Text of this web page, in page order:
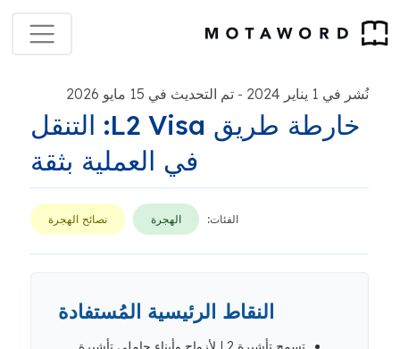
نُشر في 1 يناير 2024 - تم التحديث في 15 مايو 2026
خارطة طريق L2 Visa: التنقل
في العملية بثقة
الفئات: الهجرة نصائح الهجرة
النقاط الرئيسية المُستفادة